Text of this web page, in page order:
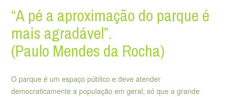
“A pé a aproximação do parque é
mais agradável”.
(Paulo Mendes da Rocha)
O parque é um espaço público e deve atender
democraticamente a população em geral, só que a grande